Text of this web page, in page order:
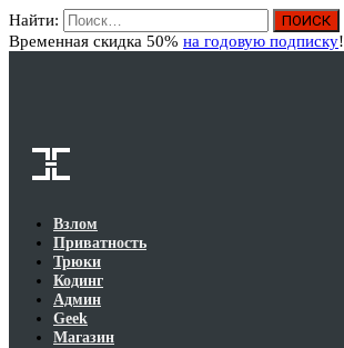
Найти:
Временная скидка 50% на годовую подписку!
Взлом
Приватность
Трюки
Кодинг
Админ
Geek
Магазин